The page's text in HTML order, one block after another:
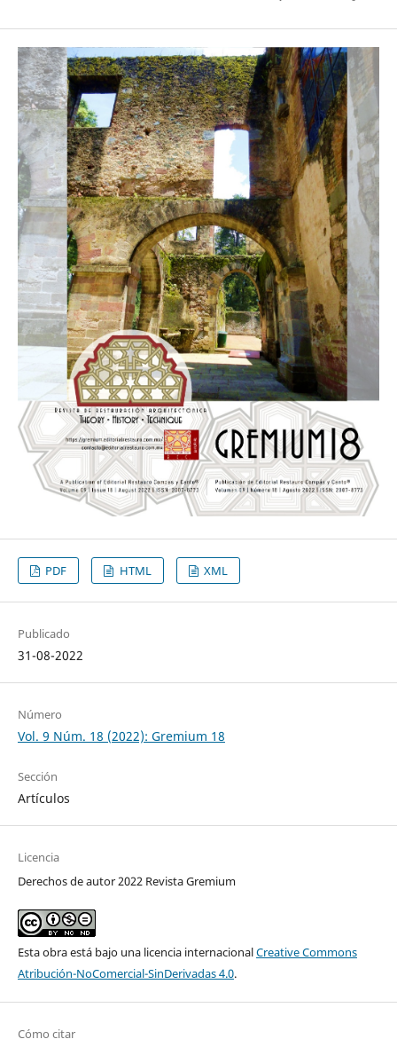
PDF HTML XML
Publicado
31-08-2022
Número
Vol. 9 Núm. 18 (2022): Gremium 18
Sección
Artículos
Licencia
Derechos de autor 2022 Revista Gremium
Esta obra está bajo una licencia internacionalCreative Commons
Atribución-NoComercial-SinDerivadas 4.0.
Cómo citar